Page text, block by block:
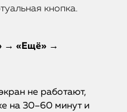
кнопка.
→ «Ещё» →
не работают,
на 30–60 минут и